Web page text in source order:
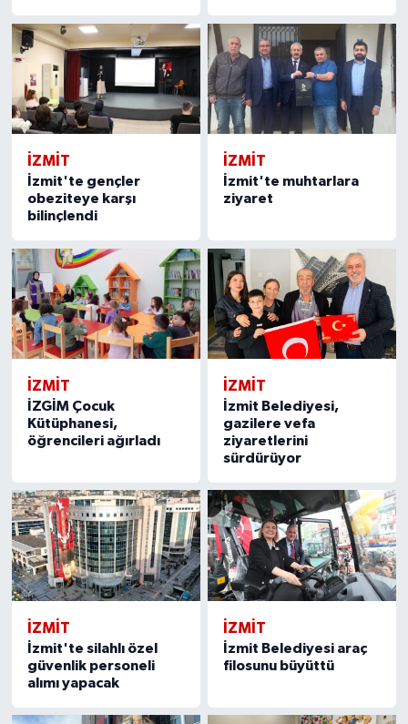
İZMİT
İzmit'te gençler
obeziteye karşı
bilinçlendi
İZMİT
İzmit'te muhtarlara
ziyaret
İZMİT
İZGİM Çocuk
Kütüphanesi,
öğrencileri ağırladı
İZMİT
İzmit Belediyesi,
gazilere vefa
ziyaretlerini
sürdürüyor
İZMİT
İzmit'te silahlı özel
güvenlik personeli
alımı yapacak
İZMİT
İzmit Belediyesi araç
filosunu büyüttü